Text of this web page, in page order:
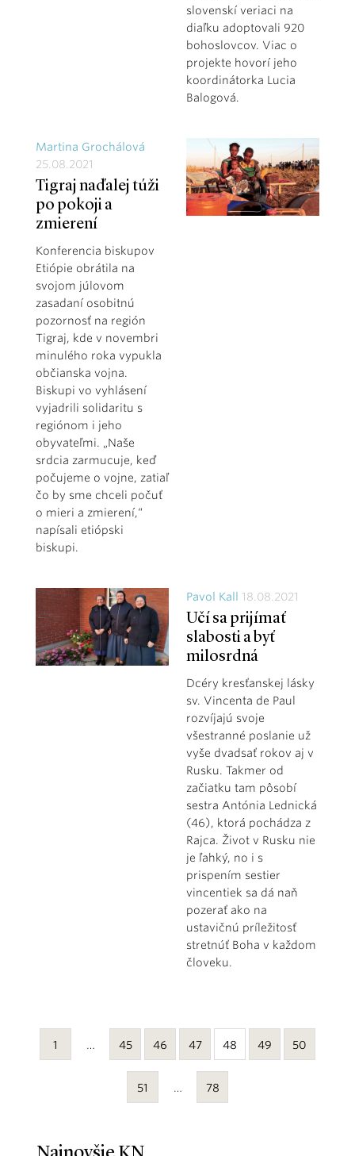
slovenskí veriaci na
diaľku adoptovali 920
bohoslovcov. Viac o
projekte hovorí jeho
koordinátorka Lucia
Balogová.
Martina Grochálová
25.08.2021
Tigraj naďalej túži
po pokoji a
zmierení
Konferencia biskupov
Etiópie obrátila na
svojom júlovom
zasadaní osobitnú
pozornosť na región
Tigraj, kde v novembri
minulého roka vypukla
občianska vojna.
Biskupi vo vyhlásení
vyjadrili solidaritu s
regiónom i jeho
obyvateľmi. „Naše
srdcia zarmucuje, keď
počujeme o vojne, zatiaľ
čo by sme chceli počuť
o mieri a zmierení,“
napísali etiópski
biskupi.
Pavol Kall 18.08.2021
Učí sa prijímať
slabosti a byť
milosrdná
Dcéry kresťanskej lásky
sv. Vincenta de Paul
rozvíjajú svoje
všestranné poslanie už
vyše dvadsať rokov aj v
Rusku. Takmer od
začiatku tam pôsobí
sestra Antónia Lednická
(46), ktorá pochádza z
Rajca. Život v Rusku nie
je ľahký, no i s
prispením sestier
vincentiek sa dá naň
pozerať ako na
ustavičnú príležitosť
stretnúť Boha v každom
človeku.
1 … 45 46 47 48 49 50
51 … 78